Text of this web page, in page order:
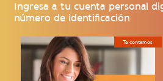
Te contamos
Ingresa a tu cuenta personal
número de identificación